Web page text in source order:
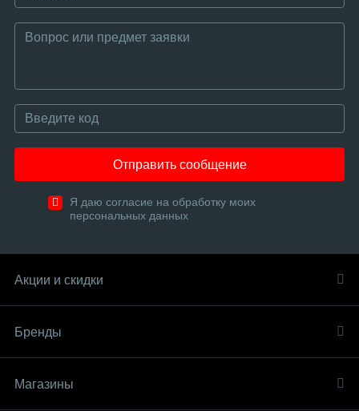
Отправить сообщение
Я даю согласие на обработку моих
персональных данных
Акции и скидки
Бренды
Магазины